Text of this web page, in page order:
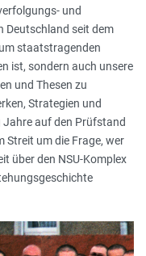
und
Deutschland seit dem
staatstragenden
ist, sondern auch unsere
und Thesen zu
Strategien und
auf den Prüfstand
Streit um die Frage, wer
über den NSU-Komplex